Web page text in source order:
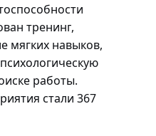
н тренинг,
мягких навыков,
работы.
стали 367